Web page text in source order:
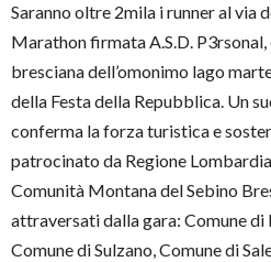
Saranno oltre 2mila i runner al via
Marathon firmata A.S.D.
bresciana dell’omonimo lago
della Festa della Repubblica. Un
conferma la forza turistica e
patrocinato da Regione
Comunità Montana del Sebino
attraversati dalla gara: Comune di
Comune di Sulzano, Comune di